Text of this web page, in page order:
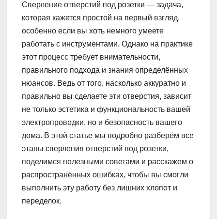
Сверление отверстий под розетки — задача,
которая кажется простой на первый взгляд,
особенно если вы хоть немного умеете
работать с инструментами. Однако на практике
этот процесс требует внимательности,
правильного подхода и знания определённых
нюансов. Ведь от того, насколько аккуратно и
правильно вы сделаете эти отверстия, зависит
не только эстетика и функциональность вашей
электропроводки, но и безопасность вашего
дома. В этой статье мы подробно разберём все
этапы сверления отверстий под розетки,
поделимся полезными советами и расскажем о
распространённых ошибках, чтобы вы смогли
выполнить эту работу без лишних хлопот и
переделок.